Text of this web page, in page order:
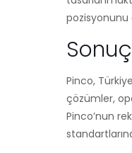
Sonuç
Pinco,
çözümler,
Pinco’nun